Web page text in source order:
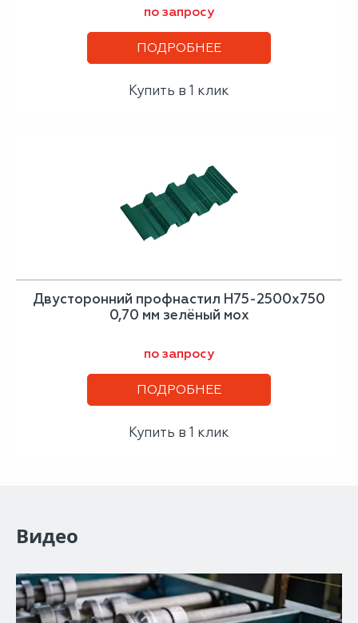
по запросу
ПОДРОБНЕЕ
Купить в 1 клик
Двусторонний профнастил Н75-2500х750
0,70 мм зелёный мох
по запросу
ПОДРОБНЕЕ
Купить в 1 клик
Видео